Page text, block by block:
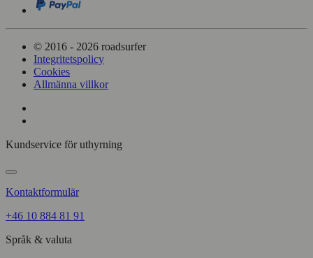
© 2016 - 2026 roadsurfer
Integritetspolicy
Cookies
Allmänna villkor
Kundservice för uthyrning
Kontaktformulär
+46 10 884 81 91
Språk & valuta